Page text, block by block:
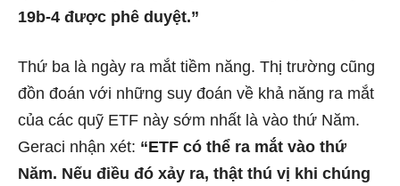
19b-4 được phê duyệt.”
Thứ ba là ngày ra mắt tiềm năng. Thị trường cũng
đồn đoán với những suy đoán về khả năng ra mắt
của các quỹ ETF này sớm nhất là vào thứ Năm.
Geraci nhận xét: “ETF có thể ra mắt vào thứ
Năm. Nếu điều đó xảy ra, thật thú vị khi chúng